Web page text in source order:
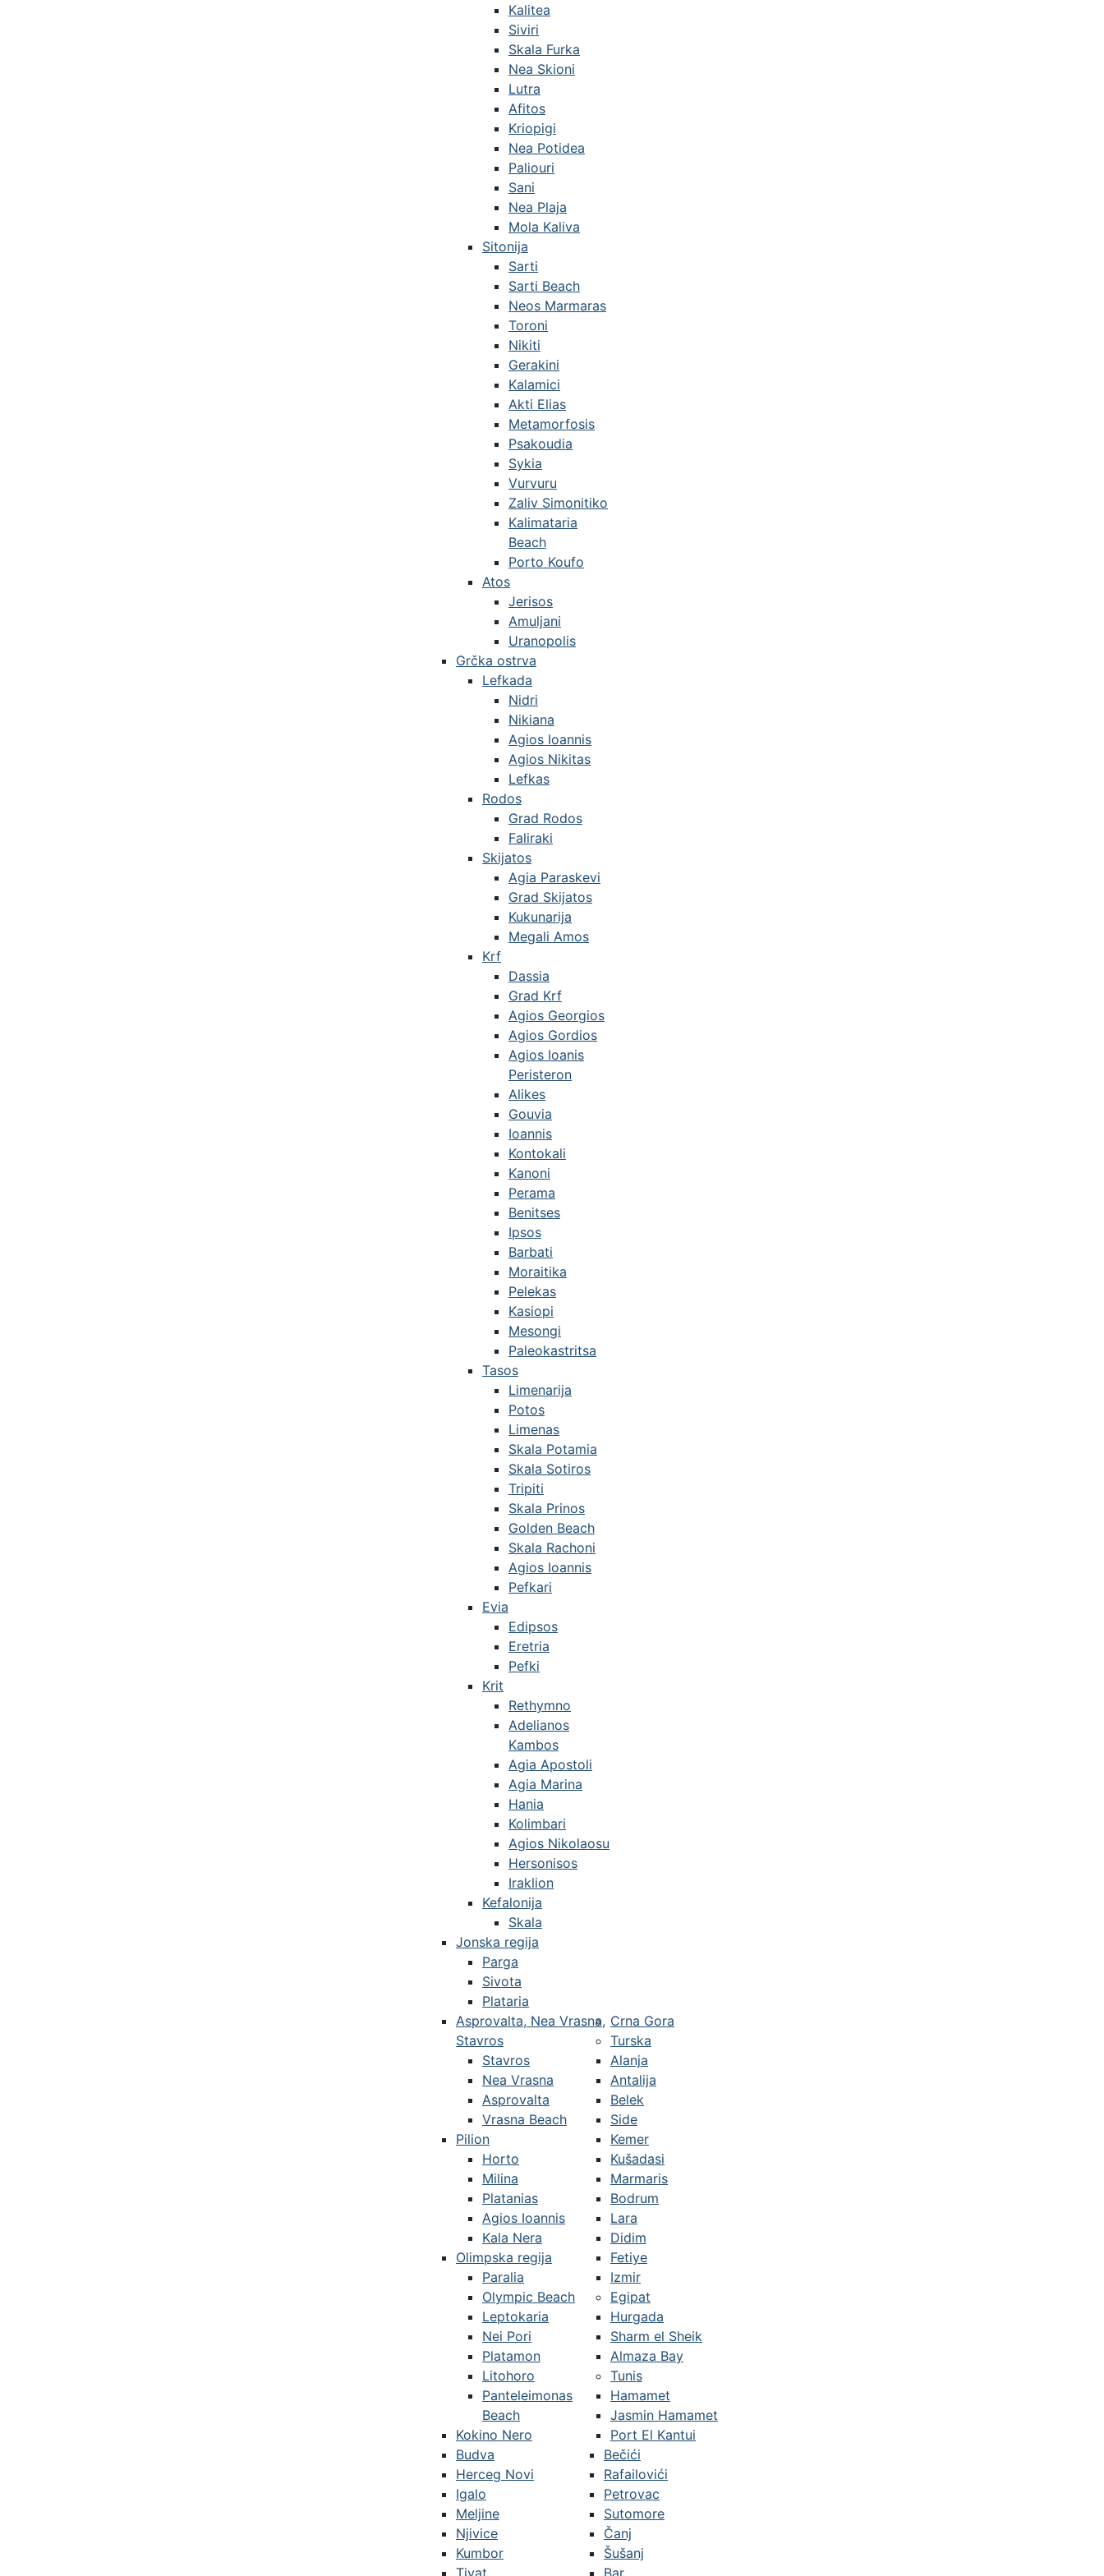
Kalitea
Siviri
Skala Furka
Nea Skioni
Lutra
Afitos
Kriopigi
Nea Potidea
Paliouri
Sani
Nea Plaja
Mola Kaliva
Sitonija
Sarti
Sarti Beach
Neos Marmaras
Toroni
Nikiti
Gerakini
Kalamici
Akti Elias
Metamorfosis
Psakoudia
Sykia
Vurvuru
Zaliv Simonitiko
Kalimataria
Beach
Porto Koufo
Atos
Jerisos
Amuljani
Uranopolis
Grčka ostrva
Lefkada
Nidri
Nikiana
Agios Ioannis
Agios Nikitas
Lefkas
Rodos
Grad Rodos
Faliraki
Skijatos
Agia Paraskevi
Grad Skijatos
Kukunarija
Megali Amos
Krf
Dassia
Grad Krf
Agios Georgios
Agios Gordios
Agios Ioanis
Peristeron
Alikes
Gouvia
Ioannis
Kontokali
Kanoni
Perama
Benitses
Ipsos
Barbati
Moraitika
Pelekas
Kasiopi
Mesongi
Paleokastritsa
Tasos
Limenarija
Potos
Limenas
Skala Potamia
Skala Sotiros
Tripiti
Skala Prinos
Golden Beach
Skala Rachoni
Agios Ioannis
Pefkari
Evia
Edipsos
Eretria
Pefki
Krit
Rethymno
Adelianos
Kambos
Agia Apostoli
Agia Marina
Hania
Kolimbari
Agios Nikolaosu
Hersonisos
Iraklion
Kefalonija
Skala
Jonska regija
Parga
Sivota
Plataria
Asprovalta, Nea Vrasna,
Stavros
Stavros
Nea Vrasna
Asprovalta
Vrasna Beach
Pilion
Horto
Milina
Platanias
Agios Ioannis
Kala Nera
Olimpska regija
Paralia
Olympic Beach
Leptokaria
Nei Pori
Platamon
Litohoro
Panteleimonas
Beach
Kokino Nero
Crna Gora
Budva
Herceg Novi
Igalo
Meljine
Njivice
Kumbor
Tivat
Bečići
Rafailovići
Petrovac
Sutomore
Čanj
Šušanj
Bar
Turska
Alanja
Antalija
Belek
Side
Kemer
Kušadasi
Marmaris
Bodrum
Lara
Didim
Fetiye
Izmir
Egipat
Hurgada
Sharm el Sheik
Almaza Bay
Tunis
Hamamet
Jasmin Hamamet
Port El Kantui